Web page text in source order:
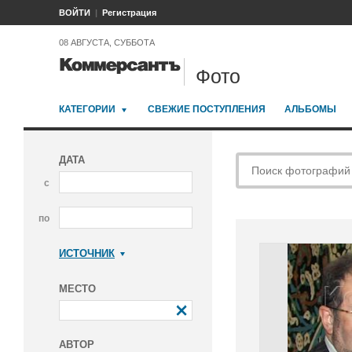
ВОЙТИ Регистрация
08 АВГУСТА, СУББОТА
Фото
КАТЕГОРИИ СВЕЖИЕ ПОСТУПЛЕНИЯ АЛЬБОМЫ
ДАТА
с
по
ИСТОЧНИК
МЕСТО
АВТОР